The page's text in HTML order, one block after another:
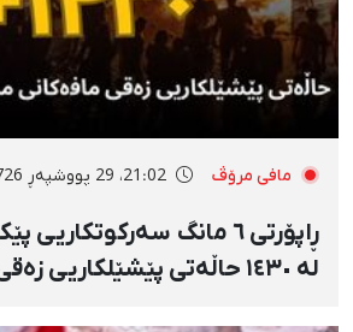
مافی مرۆڤ 21:02، 29 پووشپەڕ 2726
ڕاپۆرتی ٦ مانگ سەرکوتکاریی
لە ١٤٣٠ حاڵەتی پێشێلکاریی